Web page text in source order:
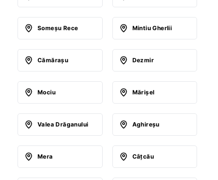
Someşu Rece Mintiu Gherlii
Cămăraşu Dezmir
Mociu Mărişel
Valea Drăganului Aghireşu
Mera Câţcău